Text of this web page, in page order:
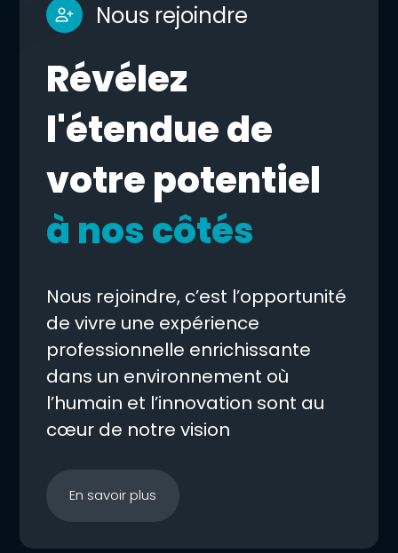
Nous rejoindre
Révélez
l'étendue de
votre potentiel
à nos côtés
Nous rejoindre, c’est l’opportunité
de vivre une expérience
professionnelle enrichissante
dans un environnement où
l’humain et l’innovation sont au
cœur de notre vision
En savoir plus